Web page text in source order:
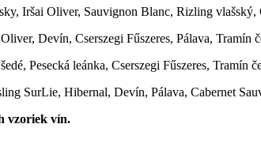
Iršai Oliver, Sauvignon Blanc, Rizling vlašský,
Devín, Cserszegi Fűszeres, Pálava, Tramín
Pesecká leánka, Cserszegi Fűszeres,
SurLie, Hibernal, Devín, Pálava, Cabernet
vzoriek vín.